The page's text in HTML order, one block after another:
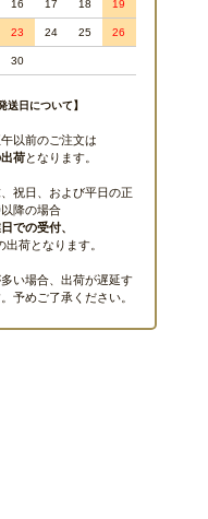
16 17 18 19
23 24 25 26
30
送日について】
以前のご注文は
荷となります。
祝日、および平日の正
降の場合
での受付、
出荷となります。
い場合、出荷が遅延す
予めご了承ください。